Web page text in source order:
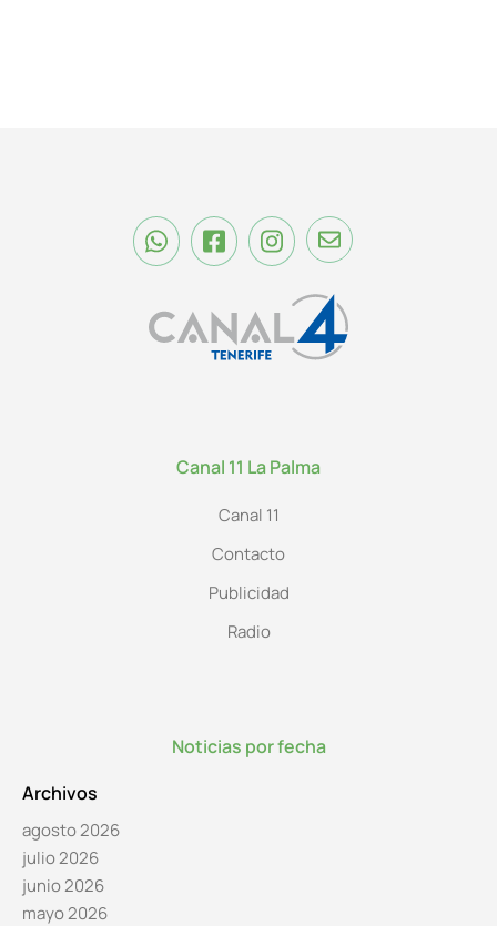
Canal 11 La Palma
Canal 11
Contacto
Publicidad
Radio
Noticias por fecha
Archivos
agosto 2026
julio 2026
junio 2026
mayo 2026